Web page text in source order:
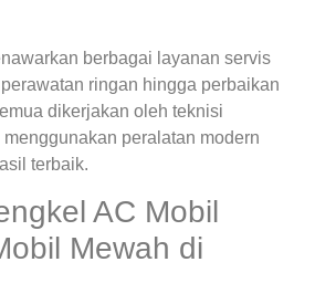
berbagai layanan servis
ringan hingga perbaikan
dikerjakan oleh teknisi
peralatan modern
terbaik.
AC Mobil
Mewah di